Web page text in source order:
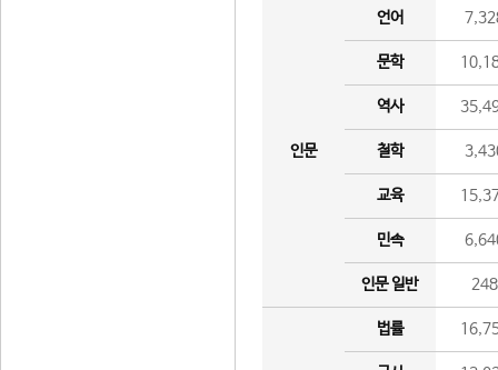
인문
언어
문학
역사
철학
교육
민속
인문 일반 248
법률